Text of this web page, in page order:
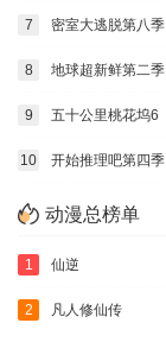
7 密室大逃脱第八季
8 地球超新鲜第二季
9 五十公里桃花坞6
10 开始推理吧第四季
动漫总榜单
1 仙逆
2 凡人修仙传